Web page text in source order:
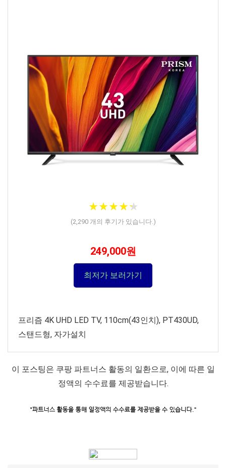
★★★★★
★★★★★
(2,290개의 후기가 있습니다.)
249,000원
최저가 보러가기
프리즘 4K UHD LED TV, 110cm(43인치), PT430UD,
스탠드형, 자가설치
이 포스팅은 쿠팡 파트너스 활동의 일환으로, 이에 따른 일
정액의 수수료를 제공받습니다.